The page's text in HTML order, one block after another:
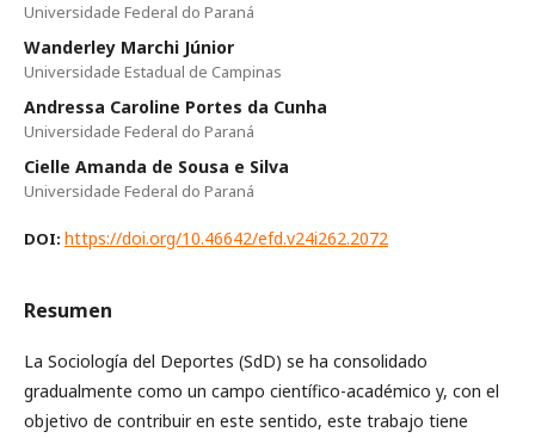
Universidade Federal do Paraná
Wanderley Marchi Júnior
Universidade Estadual de Campinas
Andressa Caroline Portes da Cunha
Universidade Federal do Paraná
Cielle Amanda de Sousa e Silva
Universidade Federal do Paraná
DOI: https://doi.org/10.46642/efd.v24i262.2072
Resumen
La Sociología del Deportes (SdD) se ha consolidado
gradualmente como un campo científico-académico y, con el
objetivo de contribuir en este sentido, este trabajo tiene